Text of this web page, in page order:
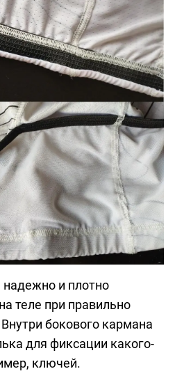
и плотно
теле при правильно
бокового кармана
для фиксации какого-
ключей.